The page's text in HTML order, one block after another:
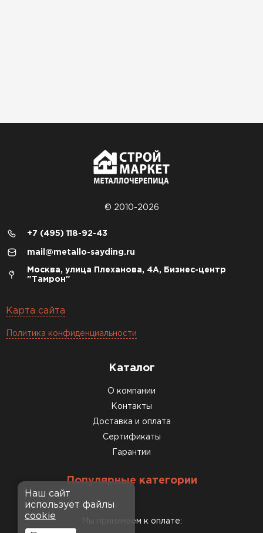
© 2010-2026
+7 (495) 118-92-43
mail@metallo-sayding.ru
Москва, улица Плеханова, 4А, Бизнес-центр
"Тамрон"
Карта сайта
Политика конфиденциальности
Каталог
О компании
Контакты
Доставка и оплата
Сертификаты
Гарантии
Популярные категории
Мы принимаем к оплате:
Наш сайт
использует файлы
cookie